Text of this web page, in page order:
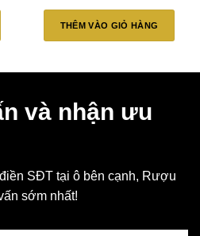
là:
tại
THÊM VÀO GIỎ HÀNG
và nhận ưu
SĐT tại ô bên cạnh, Rượu
sớm nhất!